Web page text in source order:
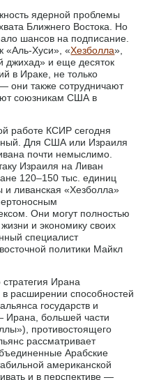
ядерной проблемы
Ближнего Востока. Но
шансов на подписание.
«Аль-Хуси», «Хезболла»,
джихад» и еще десяток
в Ираке, не только
они также сотрудничают
союзникам США в
работе КСИР сегодня
Для США или Израиля
почти немыслимо.
Израиля на Ливан
120–150 тыс. единиц
и ливанская «Хезболла»
Они могут полностью
и экономику своих
специалист
политики Майкл
Ирана
расширении способностей
государств и
Ирана, большей части
противостоящего
рассматривает
Арабские
американской
и в перспективе —